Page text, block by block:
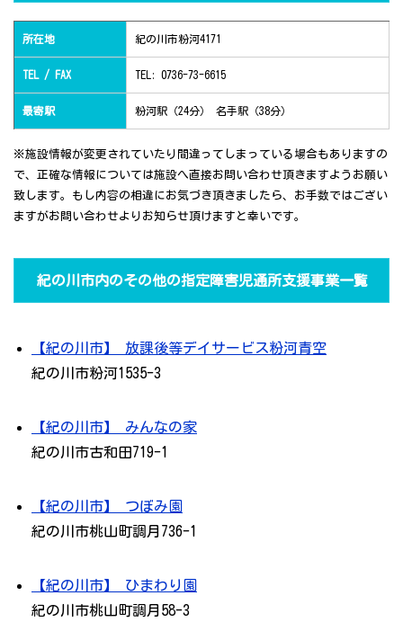
所在地 紀の川市粉河4171
TEL / FAX TEL: 0736-73-6615
最寄駅 粉河駅（24分） 名手駅（38分）
※施設情報が変更されていたり間違ってしまっている場合もありますの
で、正確な情報については施設へ直接お問い合わせ頂きますようお願い
致します。もし内容の相違にお気づき頂きましたら、お手数ではござい
ますがお問い合わせよりお知らせ頂けますと幸いです。
紀の川市内のその他の指定障害児通所支援事業一覧
【紀の川市】 放課後等デイサービス粉河青空
紀の川市粉河1535-3
【紀の川市】 みんなの家
紀の川市古和田719-1
【紀の川市】 つぼみ園
紀の川市桃山町調月736-1
【紀の川市】 ひまわり園
紀の川市桃山町調月58-3